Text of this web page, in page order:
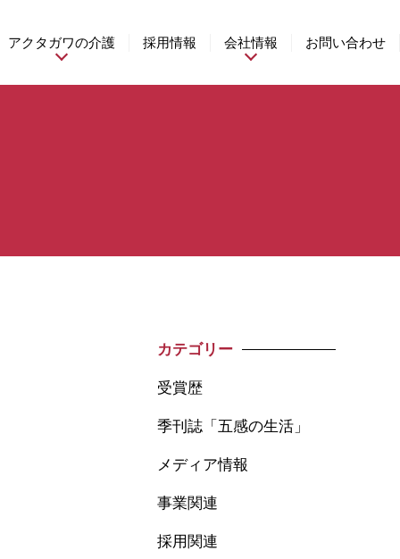
アクタガワの介護 採用情報 会社情報 お問い合わせ
カテゴリー
受賞歴
季刊誌「五感の生活」
メディア情報
事業関連
採用関連